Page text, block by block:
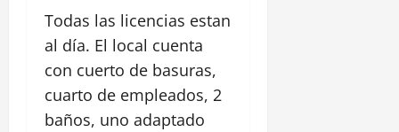
Todas las licencias estan
al día. El local cuenta
con cuerto de basuras,
cuarto de empleados, 2
baños, uno adaptado